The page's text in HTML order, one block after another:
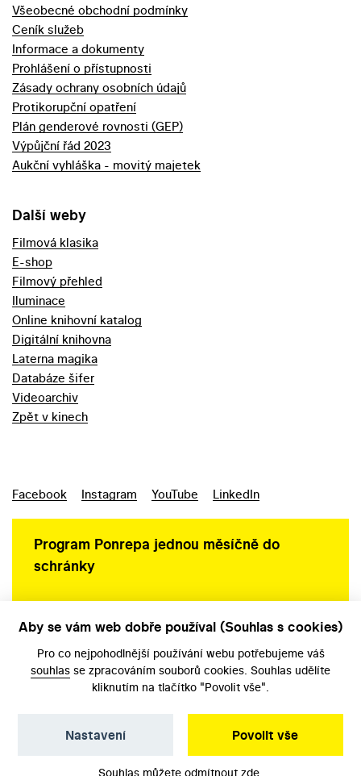
Všeobecné obchodní podmínky
Ceník služeb
Informace a dokumenty
Prohlášení o přístupnosti
Zásady ochrany osobních údajů
Protikorupční opatření
Plán genderové rovnosti (GEP)
Výpůjční řád 2023
Aukční vyhláška - movitý majetek
Další weby
Filmová klasika
E-shop
Filmový přehled
Iluminace
Online knihovní katalog
Digitální knihovna
Laterna magika
Databáze šifer
Videoarchiv
Zpět v kinech
Facebook Instagram YouTube LinkedIn
Program Ponrepa jednou měsíčně do
schránky
Aby se vám web dobře používal (Souhlas s cookies)
Pro co nejpohodlnější používání webu potřebujeme váš
souhlas se zpracováním souborů cookies. Souhlas udělíte
kliknutím na tlačítko "Povolit vše".
Povolit vše
Nastavení
Souhlas můžete odmítnout zde